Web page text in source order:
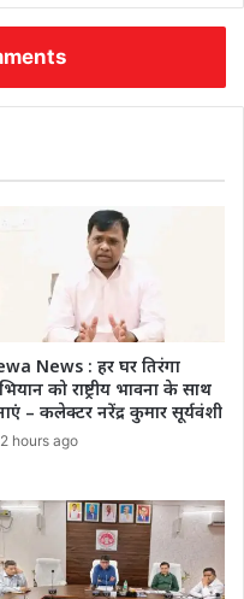
News : हर घर तिरंगा
को राष्ट्रीय भावना के साथ
– कलेक्टर नरेंद्र कुमार सूर्यवंशी
2 hours ago